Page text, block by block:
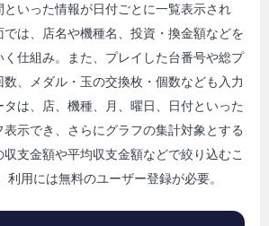
いった情報が日付ごとに一覧表示され
では、店名や機種名、投資・換金額などを
く仕組み。また、プレイした台番号や総プ
数、メダル・玉の交換枚・個数なども入力
は、店、機種、月、曜日、日付といった
示でき、さらにグラフの集計対象とする
支金額や平均収支金額などで絞り込むこ
利用には無料のユーザー登録が必要。